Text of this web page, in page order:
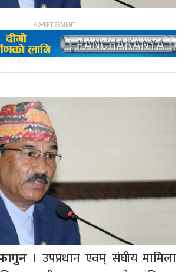
। उपप्रधान एवम् संघीय मामिला